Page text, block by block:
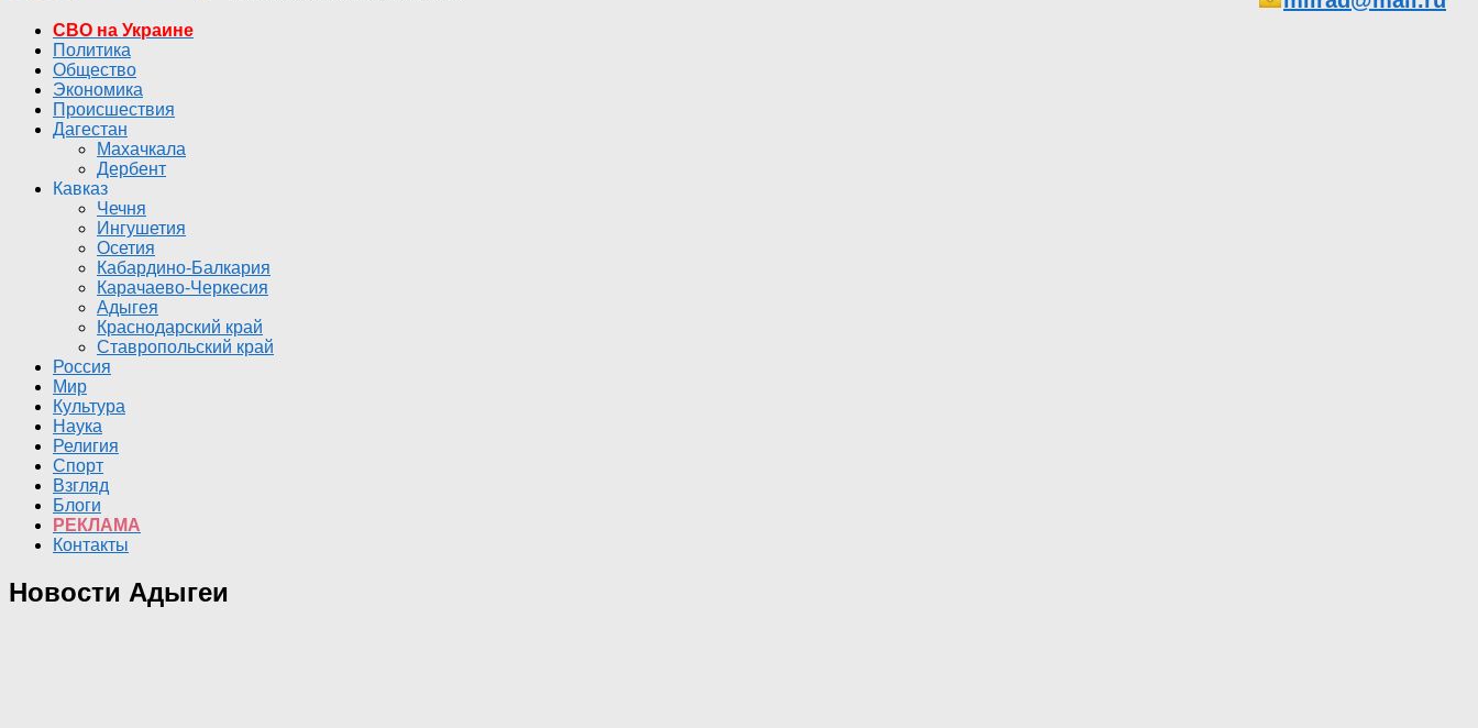
СВО на Украине
Политика
Общество
Экономика
Происшествия
Дагестан
Махачкала
Дербент
Кавказ
Чечня
Ингушетия
Осетия
Кабардино-Балкария
Карачаево-Черкесия
Адыгея
Краснодарский край
Ставропольский край
Россия
Мир
Культура
Наука
Религия
Спорт
Взгляд
Блоги
РЕКЛАМА
Контакты
Новости Адыгеи